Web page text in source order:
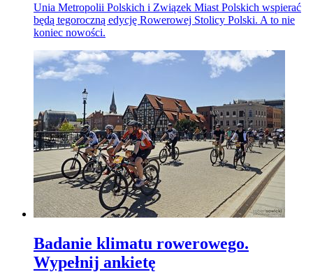
Unia Metropolii Polskich i Związek Miast Polskich wspierać
będą tegoroczną edycję Rowerowej Stolicy Polski. A to nie
koniec nowości.
Badanie klimatu rowerowego.
Wypełnij ankietę